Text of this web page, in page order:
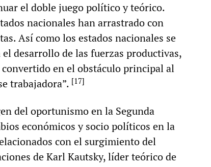
el doble juego político y teórico.
nacionales han arrastrado con
Así como los estados nacionales se
desarrollo de las fuerzas productivas,
en el obstáculo principal al
trabajadora”. [17]
del oportunismo en la Segunda
económicos y socio políticos en la
con el surgimiento del
de Karl Kautsky, líder teórico de